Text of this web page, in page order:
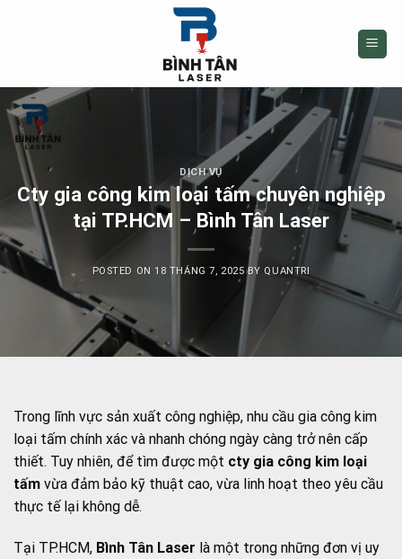
DỊCH VỤ
Cty gia công kim loại tấm chuyên nghiệp
tại TP.HCM – Bình Tân Laser
POSTED ON 18 THÁNG 7, 2025 BY QUANTRI
Trong lĩnh vực sản xuất công nghiệp, nhu cầu gia công kim
loại tấm chính xác và nhanh chóng ngày càng trở nên cấp
thiết. Tuy nhiên, để tìm được một cty gia công kim loại
tấm vừa đảm bảo kỹ thuật cao, vừa linh hoạt theo yêu cầu
thực tế lại không dễ.
Tại TP.HCM, Bình Tân Laser là một trong những đơn vị uy